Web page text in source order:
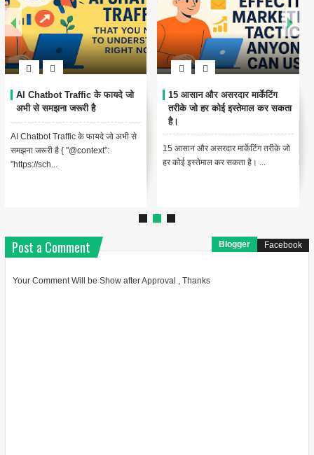
AI Chatbot Traffic के फायदे जो
अभी से समझना जरूरी है
AI Chatbot Traffic के फायदे जो अभी से
समझना जरूरी है { "@context":
"https://sch...
15 आसान और असरदार मार्केटिंग
तरीके जो हर कोई इस्तेमाल कर सकता
है।
15 आसान और असरदार मार्केटिंग तरीके जो
हर कोई इस्तेमाल कर सकता है। ...
Post a Comment Blogger Facebook
Your Comment Will be Show after Approval , Thanks